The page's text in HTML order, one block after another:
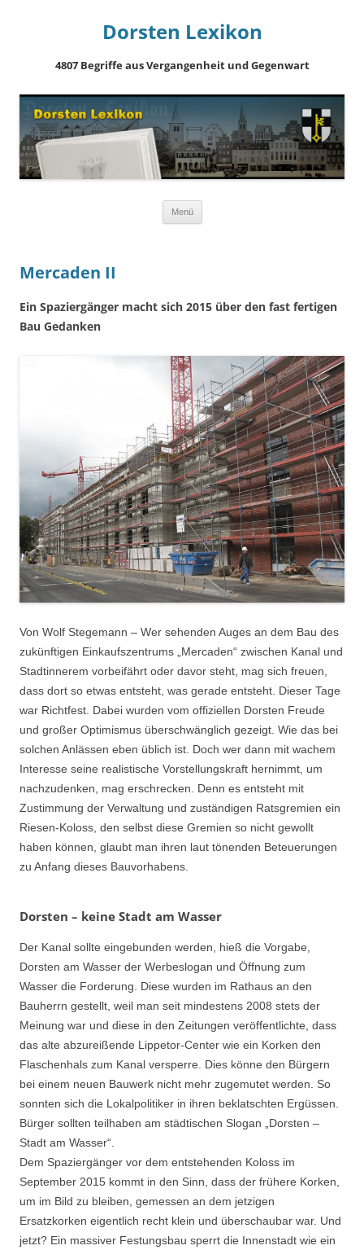
Dorsten Lexikon
4807 Begriffe aus Vergangenheit und Gegenwart
Menü
Mercaden II
Ein Spaziergänger macht sich 2015 über den fast fertigen
Bau Gedanken
Von Wolf Stegemann – Wer sehenden Auges an dem Bau des
zukünftigen Einkaufszentrums „Mercaden“ zwischen Kanal und
Stadtinnerem vorbeifährt oder davor steht, mag sich freuen,
dass dort so etwas entsteht, was gerade entsteht. Dieser Tage
war Richtfest. Dabei wurden vom offiziellen Dorsten Freude
und großer Optimismus überschwänglich gezeigt. Wie das bei
solchen Anlässen eben üblich ist. Doch wer dann mit wachem
Interesse seine realistische Vorstellungskraft hernimmt, um
nachzudenken, mag erschrecken. Denn es entsteht mit
Zustimmung der Verwaltung und zuständigen Ratsgremien ein
Riesen-Koloss, den selbst diese Gremien so nicht gewollt
haben können, glaubt man ihren laut tönenden Beteuerungen
zu Anfang dieses Bauvorhabens.
Dorsten – keine Stadt am Wasser
Der Kanal sollte eingebunden werden, hieß die Vorgabe,
Dorsten am Wasser der Werbeslogan und Öffnung zum
Wasser die Forderung. Diese wurden im Rathaus an den
Bauherrn gestellt, weil man seit mindestens 2008 stets der
Meinung war und diese in den Zeitungen veröffentlichte, dass
das alte abzureißende Lippetor-Center wie ein Korken den
Flaschenhals zum Kanal versperre. Dies könne den Bürgern
bei einem neuen Bauwerk nicht mehr zugemutet werden. So
sonnten sich die Lokalpolitiker in ihren beklatschten Ergüssen.
Bürger sollten teilhaben am städtischen Slogan „Dorsten –
Stadt am Wasser“.
Dem Spaziergänger vor dem entstehenden Koloss im
September 2015 kommt in den Sinn, dass der frühere Korken,
um im Bild zu bleiben, gemessen an dem jetzigen
Ersatzkorken eigentlich recht klein und überschaubar war. Und
jetzt? Ein massiver Festungsbau sperrt die Innenstadt wie ein